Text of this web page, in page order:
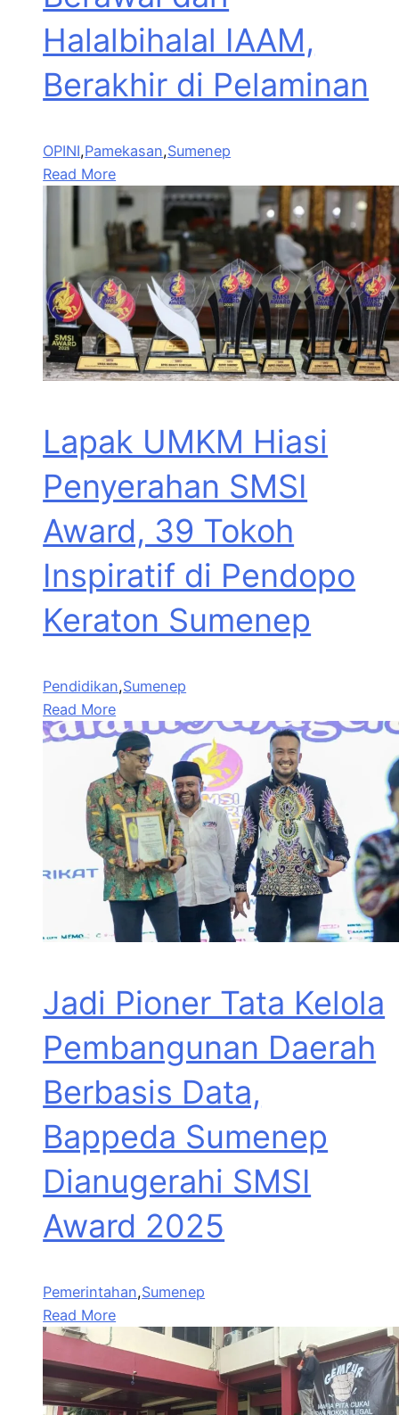
Halalbihalal IAAM,
Berakhir di Pelaminan
OPINI,Pamekasan,Sumenep
Read More
Lapak UMKM Hiasi
Penyerahan SMSI
Award, 39 Tokoh
Inspiratif di Pendopo
Keraton Sumenep
Pendidikan,Sumenep
Read More
Jadi Pioner Tata Kelola
Pembangunan Daerah
Berbasis Data,
Bappeda Sumenep
Dianugerahi SMSI
Award 2025
Pemerintahan,Sumenep
Read More